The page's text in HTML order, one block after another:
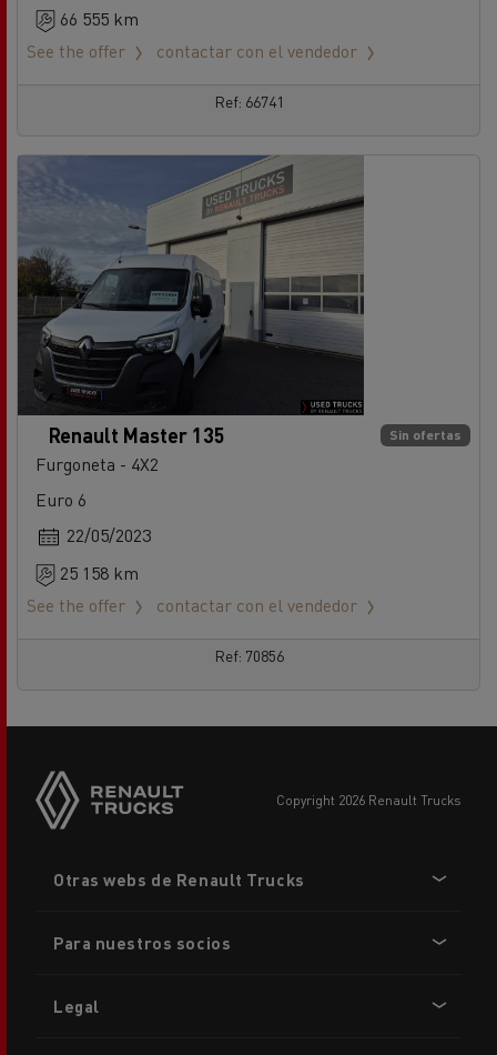
66 555 km
See the offer
contactar con el vendedor
Ref: 66741
Sin ofertas
Renault Master 135
Furgoneta - 4X2
Euro 6
22/05/2023
25 158 km
See the offer
contactar con el vendedor
Ref: 70856
copyright 2026 Renault Trucks
menu
Otras webs de Renault Trucks
Para nuestros socios
Legal